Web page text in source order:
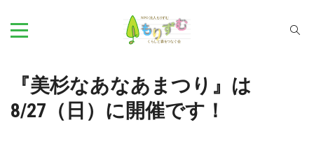
『美杉なあなあまつり』は
8/27（日）に開催です！